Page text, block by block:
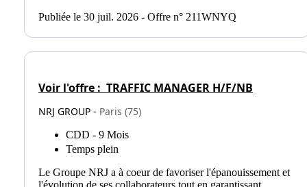
Publiée le 30 juil. 2026 - Offre n° 211WNYQ
Voir l'offre : TRAFFIC MANAGER H/F/NB
NRJ GROUP - Paris (75)
CDD - 9 Mois
Temps plein
Le Groupe NRJ a à coeur de favoriser l'épanouissement et
l'évolution de ses collaborateurs tout en garantissant